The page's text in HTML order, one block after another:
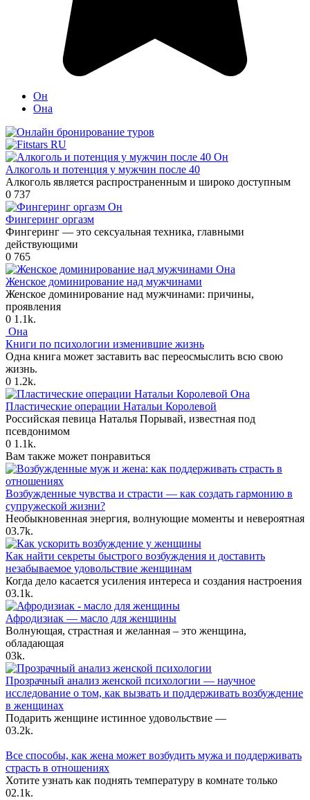
Он
Она
Он
Алкоголь и потенция у мужчин после 40
Алкоголь является распространенным и широко доступным
0 737
Он
Фингеринг оргазм
Фингеринг — это сексуальная техника, главными
действующими
0 765
Она
Женское доминирование над мужчинами
Женское доминирование над мужчинами: причины,
проявления
0 1.1k.
Она
Книги по психологии изменившие жизнь
Одна книга может заставить вас переосмыслить всю свою
жизнь.
0 1.2k.
Она
Пластические операции Натальи Королевой
Российская певица Наталья Порывай, известная под
псевдонимом
0 1.1k.
Вам также может понравиться
Возбужденные чувства и страсти — как создать гармонию в
супружеской жизни?
Необыкновенная энергия, волнующие моменты и невероятная
03.7k.
Как найти секреты быстрого возбуждения и доставить
незабываемое удовольствие женщинам
Когда дело касается усиления интереса и создания настроения
03.1k.
Афродизиак — масло для женщины
Волнующая, страстная и желанная – это женщина,
обладающая
03k.
Прозрачный анализ женской психологии — научное
исследование о том, как вызвать и поддерживать возбуждение
в женщинах
Подарить женщине истинное удовольствие —
03.2k.
Все способы, как жена может возбудить мужа и поддерживать
страсть в отношениях
Хотите узнать как поднять температуру в комнате только
02.1k.